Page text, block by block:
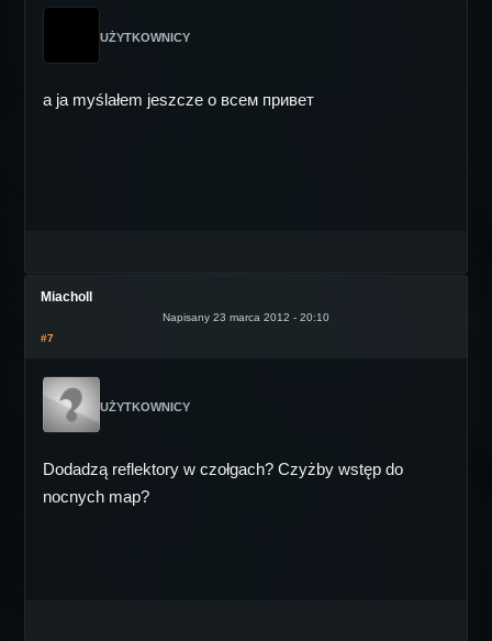
UŻYTKOWNICY
a ja myślałem jeszcze o всем привет
Miacholl
Napisany 23 marca 2012 - 20:10
#7
UŻYTKOWNICY
Dodadzą reflektory w czołgach? Czyżby wstęp do
nocnych map?